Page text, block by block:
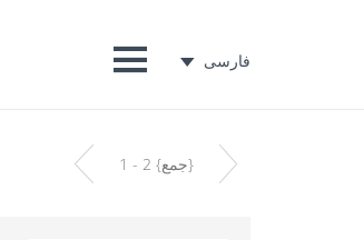
فارسی
1 - 2 {جمع}